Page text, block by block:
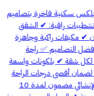
سكنية فاخرة بتصاميم
راقية: ✔ الشقق
✔ مكيفات راكبة وجاهزة
التصاميم ✅ راحة
شقة ✔ بلكونات واسعة
أقصى درجات الراحة
✅ ضمانات حقيقية لراحة بالك: ✔ الهيكل الإنشائي مضمون لمدة 10